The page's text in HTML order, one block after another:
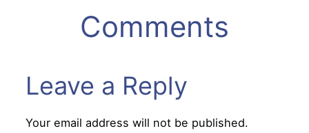
Comments
Leave a Reply
Your email address will not be published.